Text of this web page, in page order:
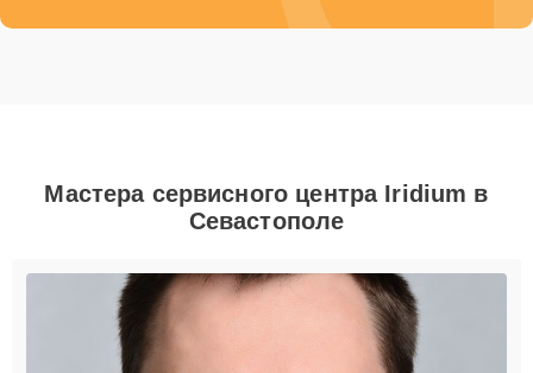
Мастера сервисного центра Iridium в
Севастополе